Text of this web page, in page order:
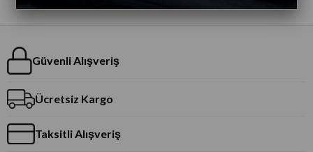
Güvenli Alışveriş
Ücretsiz Kargo
Taksitli Alışveriş